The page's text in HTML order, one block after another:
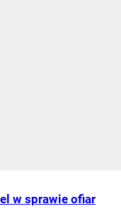
w sprawie ofiar